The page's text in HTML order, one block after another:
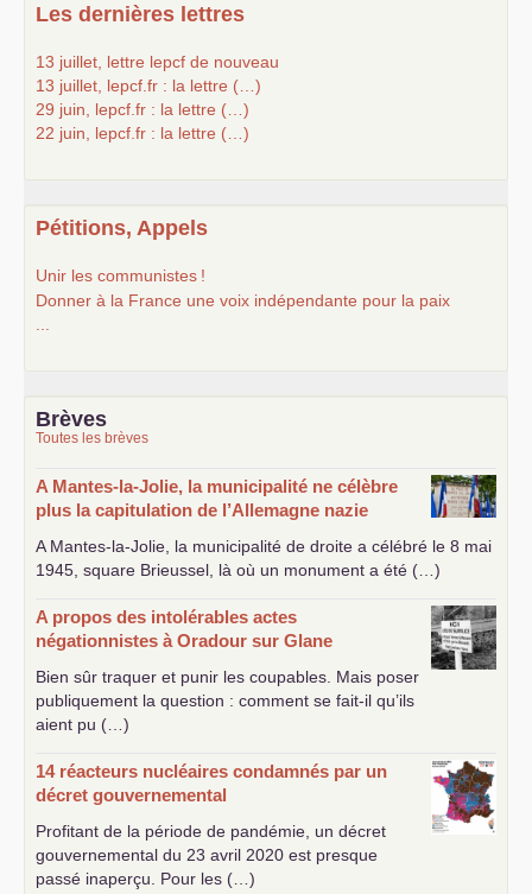
Les dernières lettres
13 juillet, lettre lepcf de nouveau
13 juillet, lepcf.fr : la lettre (…)
29 juin, lepcf.fr : la lettre (…)
22 juin, lepcf.fr : la lettre (…)
Pétitions, Appels
Unir les communistes !
Donner à la France une voix indépendante pour la paix
Brèves
Toutes les brèves
A Mantes-la-Jolie, la municipalité ne célèbre
plus la capitulation de l’Allemagne nazie
A Mantes-la-Jolie, la municipalité de droite a célébré le 8 mai
1945, square Brieussel, là où un monument a été (…)
A propos des intolérables actes
négationnistes à Oradour sur Glane
Bien sûr traquer et punir les coupables. Mais poser
publiquement la question : comment se fait-il qu’ils
aient pu (…)
14 réacteurs nucléaires condamnés par un
décret gouvernemental
Profitant de la période de pandémie, un décret
gouvernemental du 23 avril 2020 est presque
passé inaperçu. Pour les (…)